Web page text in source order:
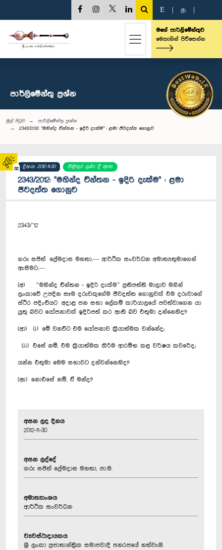
02
E த
මගේ පාර්ලිමේන්තුව
මෙතැනින් පිවිසෙන්න
පාර්ලි‌මේන්තු‌ ප්‍රශ්න
මුල් පිටුව
පාර්ලි‌මේන්තු‌ ප්‍රශ්න
2343/2012: "මහින්ද චින්තන - ඉදිරි දැක්ම" : ළමා ජීවදත්ත ගොනුව
දිනය: 2012-11-30 පිළිතුර ලබා දී ඇත
2343/2012: "මහින්ද චින්තන - ඉදිරි දැක්ම" : ළමා
ජීවදත්ත ගොනුව
2343/’12
ගරු සජිත් ‍ප්‍රේමදාස මහතා,— ආර්ථික සංවර්ධන අමාත්‍යතුමාගෙන්
ඇසීමට,—
(අ) “මහින්ද චින්තන - ඉදිරි දැක්ම” ප්‍රතිපත්ති මාලාව මගින්
ලංකාවේ උපදින සෑම දරුවකුගේම ජීවදත්ත ගොනුවක් එම දරුවාගේ
ස්ථිර පදිංචියට අදාළ ජන සභා ලේකම් කාර්යාලයේ පවත්වාගෙන යා
යුතු බවට යෝජනාවක් ඉදිරිපත් කර ඇති බව එතුමා දන්නෙහිද?
(ආ) (i) මේ වනවිට එම යෝජනාව ක්‍රියාත්මක වන්නේද;
(ii) එසේ නම්, එම ක්‍රියාත්මක කිරීම ආරම්භ කළ වර්ෂය කවරේද;
යන්න එතුමා මෙම සභාවට දන්වන්නෙහිද?
(ඇ) නොඑ‍සේ නම්, ඒ මන්ද?
අසන ලද දිනය
2012-11-30
අසන ලද්දේ
ගරු සජිත් ප්‍රේමදාස මහතා, පා.ම.
අමාත්‍යාංශය
ආර්ථික සංවර්ධන
ව්‍යවස්ථාදායකය
ශ්‍රී ලංකා ප්‍රජාතාන්ත්‍රික සමාජවාදී ජනරජයේ හත්වැනි